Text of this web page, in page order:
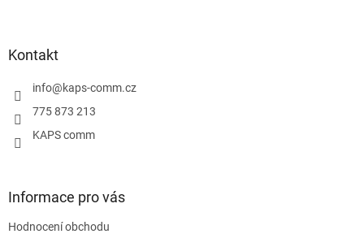
Kontakt
info@kaps-comm.cz
775 873 213
KAPS comm
Informace pro vás
Hodnocení obchodu